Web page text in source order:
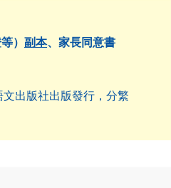
） 副本、 家長同意書
出版社出版發行，分繁